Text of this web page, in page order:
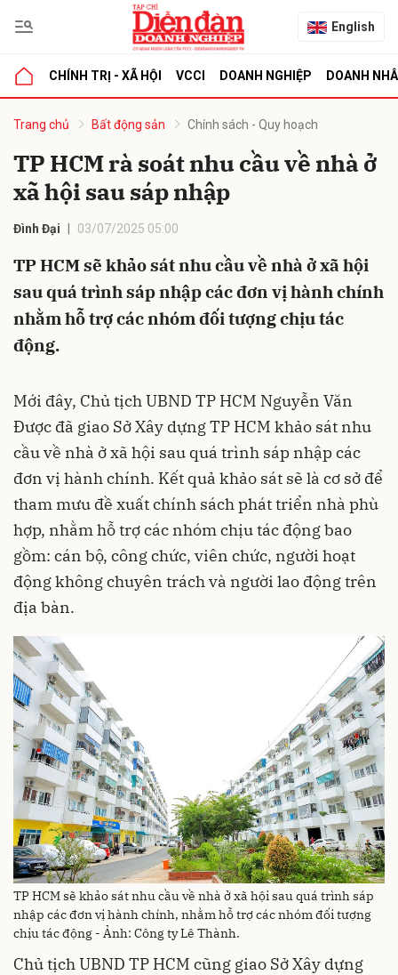
English
CHÍNH TRỊ - XÃ HỘI VCCI DOANH NGHIỆP DOANH
Trang chủ Bất động sản Chính sách - Quy hoạch
TP HCM rà soát nhu cầu về nhà ở
xã hội sau sáp nhập
Đình Đại 03/07/2025 05:00
TP HCM sẽ khảo sát nhu cầu về nhà ở xã hội
sau quá trình sáp nhập các đơn vị hành chính
nhằm hỗ trợ các nhóm đối tượng chịu tác
động.
Mới đây, Chủ tịch UBND TP HCM Nguyễn Văn
Được đã giao Sở Xây dựng TP HCM khảo sát nhu
cầu về nhà ở xã hội sau quá trình sáp nhập các
đơn vị hành chính. Kết quả khảo sát sẽ là cơ sở để
tham mưu đề xuất chính sách phát triển nhà phù
hợp, nhằm hỗ trợ các nhóm chịu tác động bao
gồm: cán bộ, công chức, viên chức, người hoạt
động không chuyên trách và người lao động trên
địa bàn.
TP HCM sẽ khảo sát nhu cầu về nhà ở xã hội sau quá trình sáp
nhập các đơn vị hành chính, nhằm hỗ trợ các nhóm đối tượng
chịu tác động - Ảnh: Công ty Lê Thành.
Chủ tịch UBND TP HCM cũng giao Sở Xây dựng
luận
Hủy